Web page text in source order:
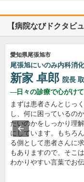
【病院なびドクタビ
愛知県尾張旭市
尾張旭にいのみ内科消
新家 卓郎 院長
日々の診療で心がけて
まずは患者さんとじっ
し、何に困っているの
たいのかをしっかり理
にしています。もちろ
る側として患者さんに
もありますので、そこは
わかりやすい言葉でお